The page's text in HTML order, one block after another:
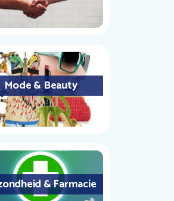
Mode & Beauty
& Farmacie